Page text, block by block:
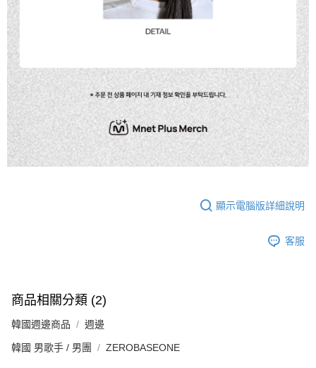
顯示電腦版詳細說明
客服
商品相關分類 (2)
韓國週邊商品 週邊
韓國 男歌手 / 男團 ZEROBASEONE